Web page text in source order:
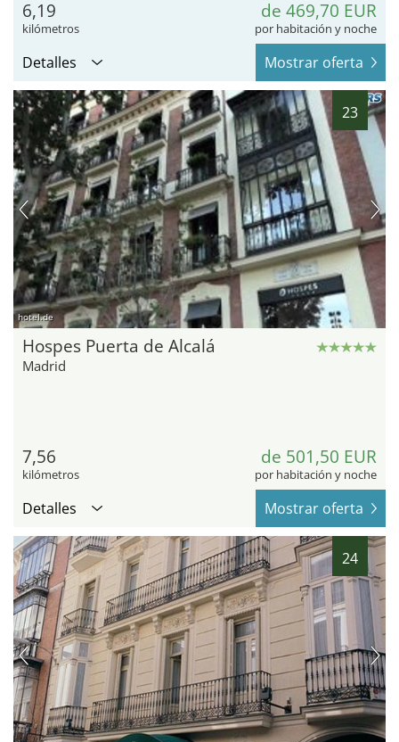
6,19
kilómetros
de 469,70 EUR
por habitación y noche
Detalles Mostrar oferta
23
hotel.de
Hospes Puerta de Alcalá
Madrid
7,56
kilómetros
de 501,50 EUR
por habitación y noche
Detalles Mostrar oferta
24